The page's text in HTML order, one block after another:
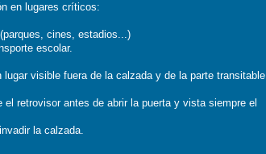
en lugares críticos:
cines, estadios...)
escolar.
visible fuera de la calzada y de la parte transitable
retrovisor antes de abrir la puerta y vista siempre el
la calzada.